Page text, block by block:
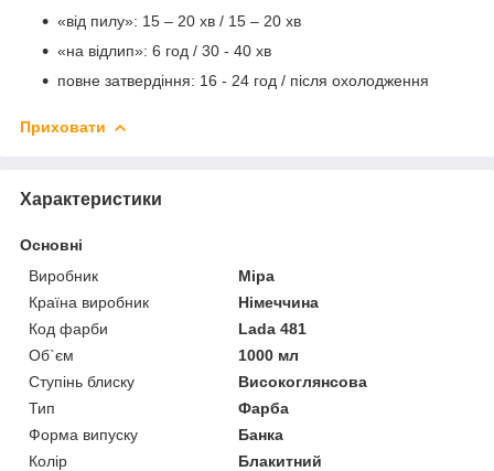
«від пилу»: 15 – 20 хв / 15 – 20 хв
«на відлип»: 6 год / 30 - 40 хв
повне затвердіння: 16 - 24 год / після охолодження
Приховати
Характеристики
Основні
Виробник
Mipa
Країна виробник
Німеччина
Код фарби
Lada 481
Об`єм
1000 мл
Ступінь блиску
Високоглянсова
Тип
Фарба
Форма випуску
Банка
Колір
Блакитний